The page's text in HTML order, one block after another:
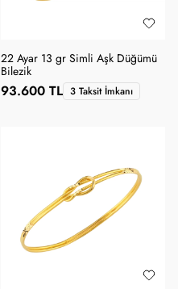
22 Ayar 13 gr Simli Aşk Düğümü
Bilezik
93.600 TL 3 Taksit İmkanı